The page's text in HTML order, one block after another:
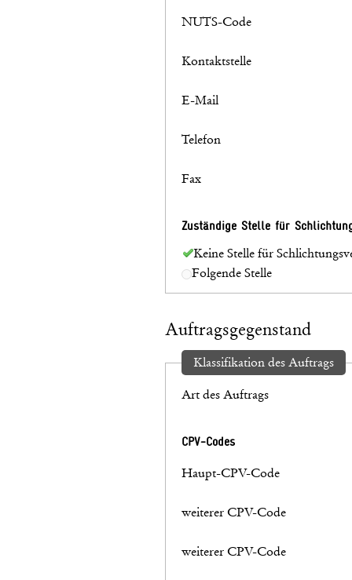
NUTS-Code
Kontaktstelle
E-Mail
Telefon
Fax
Zuständige Stelle für
Keine Stelle für
Folgende Stelle
Auftragsgegenstand
Klassifikation des Auftrags
Art des Auftrags
CPV-Codes
Haupt-CPV-Code
weiterer CPV-Code
weiterer CPV-Code